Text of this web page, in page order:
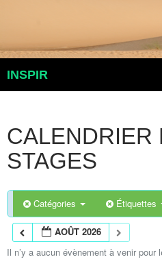
INSPIR
CALENDRIER
STAGES
Catégories Étiquettes
AOÛT 2026
Il n’y a aucun évènement à venir pour